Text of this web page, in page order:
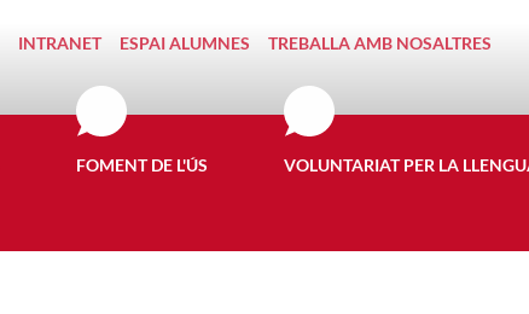
INTRANET ESPAI ALUMNES TREBALLA AMB NOSALTRES
FOMENT DE L'ÚS VOLUNTARIAT PER LA